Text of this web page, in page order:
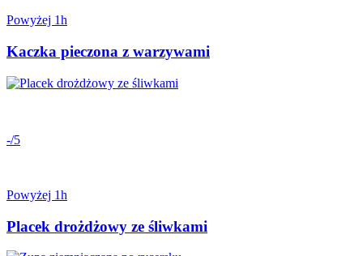
Powyżej 1h
Kaczka pieczona z warzywami
-/5
Powyżej 1h
Placek drożdżowy ze śliwkami